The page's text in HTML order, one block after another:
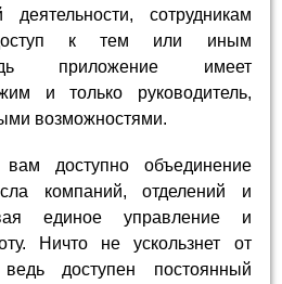
деятельности, сотрудникам
доступ к тем или иным
приложение имеет
и только руководитель,
возможностями.
доступно объединение
компаний, отделений и
единое управление и
Ничто не ускользнет от
доступен постоянный